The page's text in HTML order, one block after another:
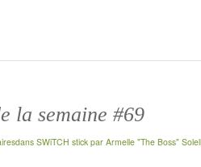
la semaine #69
dans SWiTCH stick par Armelle "The Boss"